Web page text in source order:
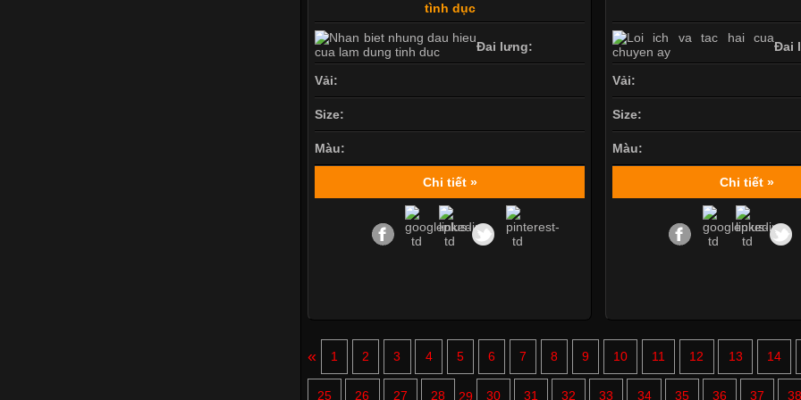
tình dục
Đai lưng:
Vải:
Size:
Màu:
Chi tiết »
Đai
Vải:
Size:
Màu:
Chi tiết »
« 1 2 3 4 5 6 7 8 9 10 11 12 13 14
25 26 27 28 29 30 31 32 33 34 35 36 37 38